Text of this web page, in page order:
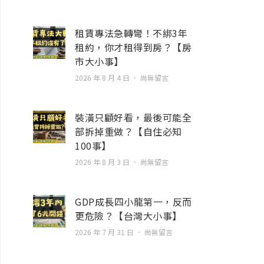
租賃專法急轉彎！不綁3年
租約，你才租得到房？【房
市大小事】
2026 年 8 月 4 日 尚無留言
裝潢只顧好看，最後可能全
部拆掉重做？【自住必知
100事】
2026 年 8 月 3 日 尚無留言
GDP成長四小龍第一，反而
更危險？【台灣大小事】
2026 年 7 月 31 日 尚無留言